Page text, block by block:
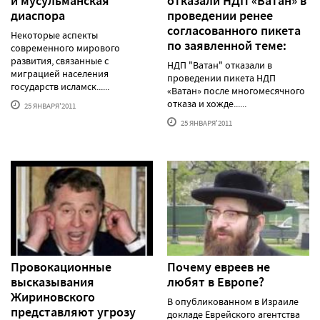
диаспора
Некоторые аспекты
современного мирового
развития, связанные с
миграцией населения
государств исламск......
25 ЯНВАРЯ'2011
проведении ренее
согласованного пикета
по заявленной теме:
НДП "Ватан" отказали в
проведении пикета НДП
«Ватан» после многомесячного
отказа и хожде......
25 ЯНВАРЯ'2011
Провокационные
высказывания
Жириновского
представляют угрозу
Почему евреев не
любят в Европе?
В опубликованном в Израиле
докладе Еврейского агентства